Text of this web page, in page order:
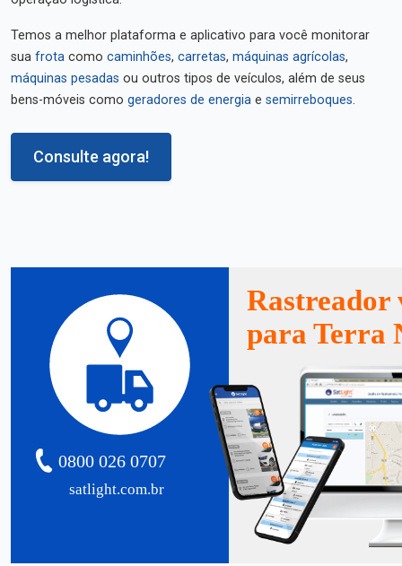
Temos a melhor plataforma e aplicativo para você monitorar
sua frota como caminhões, carretas, máquinas agrícolas,
máquinas pesadas ou outros tipos de veículos, além de seus
bens-móveis como geradores de energia e semirreboques.
Consulte agora!
satlight.com.br
0800 026 0707
Rastreador
para Terra